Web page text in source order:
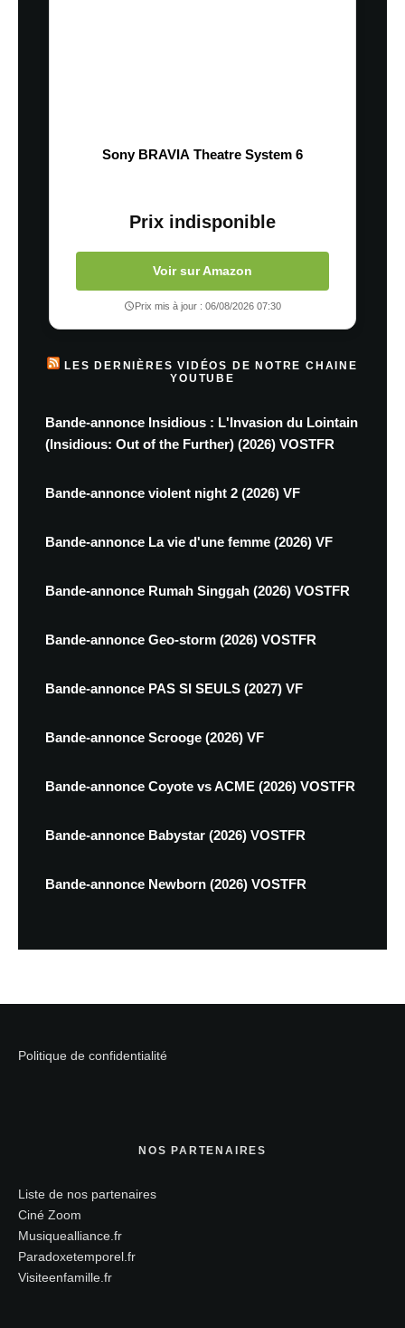
Sony BRAVIA Theatre System 6
Prix indisponible
Voir sur Amazon
Prix mis à jour : 06/08/2026 07:30
LES DERNIÈRES VIDÉOS DE NOTRE CHAINE
YOUTUBE
Bande-annonce Insidious : L'Invasion du Lointain
(Insidious: Out of the Further) (2026) VOSTFR
Bande-annonce violent night 2 (2026) VF
Bande-annonce La vie d'une femme (2026) VF
Bande-annonce Rumah Singgah (2026) VOSTFR
Bande-annonce Geo-storm (2026) VOSTFR
Bande-annonce PAS SI SEULS (2027) VF
Bande-annonce Scrooge (2026) VF
Bande-annonce Coyote vs ACME (2026) VOSTFR
Bande-annonce Babystar (2026) VOSTFR
Bande-annonce Newborn (2026) VOSTFR
Politique de confidentialité
NOS PARTENAIRES
Liste de nos partenaires
Ciné Zoom
Musiquealliance.fr
Paradoxetemporel.fr
Visiteenfamille.fr